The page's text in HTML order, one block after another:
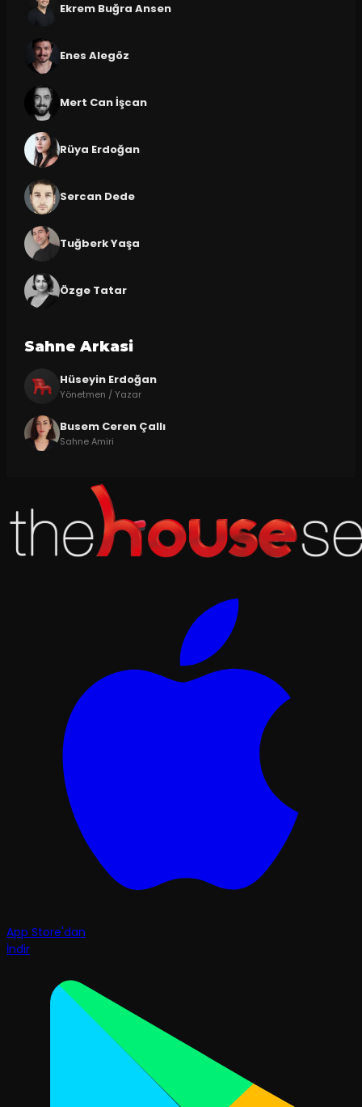
Ekrem Buğra Ansen
Enes Alegöz
Mert Can İşcan
Rüya Erdoğan
Sercan Dede
Tuğberk Yaşa
Özge Tatar
Sahne Arkasi
Hüseyin Erdoğan
Yönetmen / Yazar
Busem Ceren Çallı
Sahne Amiri
App Store'dan
İndir